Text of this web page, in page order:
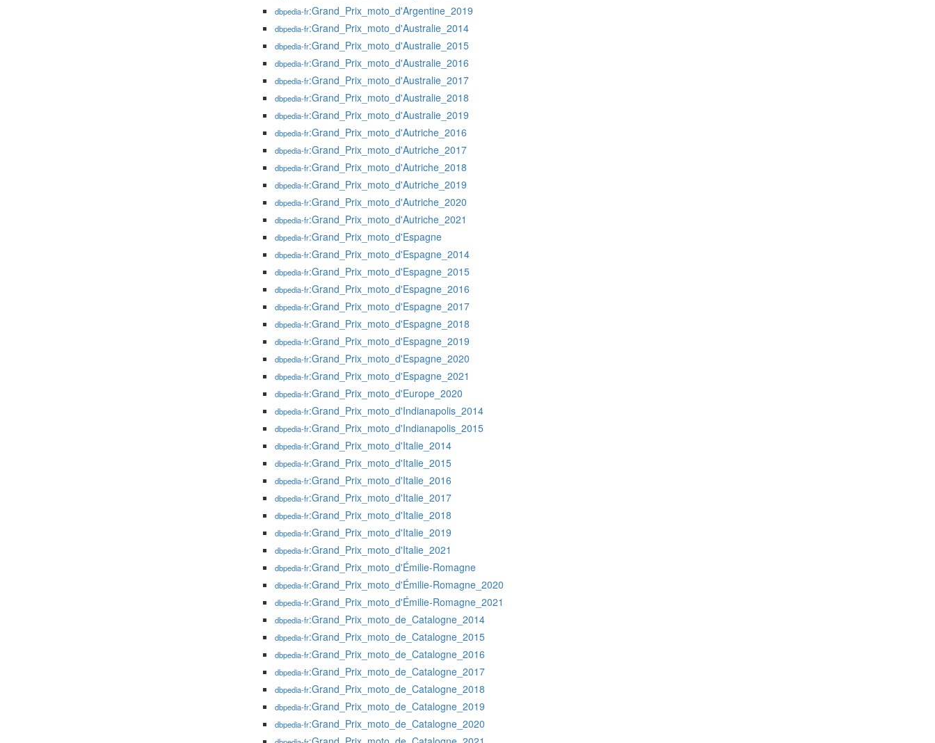
dbpedia-fr:Grand_Prix_moto_d'Argentine_2019
dbpedia-fr:Grand_Prix_moto_d'Australie_2014
dbpedia-fr:Grand_Prix_moto_d'Australie_2015
dbpedia-fr:Grand_Prix_moto_d'Australie_2016
dbpedia-fr:Grand_Prix_moto_d'Australie_2017
dbpedia-fr:Grand_Prix_moto_d'Australie_2018
dbpedia-fr:Grand_Prix_moto_d'Australie_2019
dbpedia-fr:Grand_Prix_moto_d'Autriche_2016
dbpedia-fr:Grand_Prix_moto_d'Autriche_2017
dbpedia-fr:Grand_Prix_moto_d'Autriche_2018
dbpedia-fr:Grand_Prix_moto_d'Autriche_2019
dbpedia-fr:Grand_Prix_moto_d'Autriche_2020
dbpedia-fr:Grand_Prix_moto_d'Autriche_2021
dbpedia-fr:Grand_Prix_moto_d'Espagne
dbpedia-fr:Grand_Prix_moto_d'Espagne_2014
dbpedia-fr:Grand_Prix_moto_d'Espagne_2015
dbpedia-fr:Grand_Prix_moto_d'Espagne_2016
dbpedia-fr:Grand_Prix_moto_d'Espagne_2017
dbpedia-fr:Grand_Prix_moto_d'Espagne_2018
dbpedia-fr:Grand_Prix_moto_d'Espagne_2019
dbpedia-fr:Grand_Prix_moto_d'Espagne_2020
dbpedia-fr:Grand_Prix_moto_d'Espagne_2021
dbpedia-fr:Grand_Prix_moto_d'Europe_2020
dbpedia-fr:Grand_Prix_moto_d'Indianapolis_2014
dbpedia-fr:Grand_Prix_moto_d'Indianapolis_2015
dbpedia-fr:Grand_Prix_moto_d'Italie_2014
dbpedia-fr:Grand_Prix_moto_d'Italie_2015
dbpedia-fr:Grand_Prix_moto_d'Italie_2016
dbpedia-fr:Grand_Prix_moto_d'Italie_2017
dbpedia-fr:Grand_Prix_moto_d'Italie_2018
dbpedia-fr:Grand_Prix_moto_d'Italie_2019
dbpedia-fr:Grand_Prix_moto_d'Italie_2021
dbpedia-fr:Grand_Prix_moto_d'Émilie-Romagne
dbpedia-fr:Grand_Prix_moto_d'Émilie-Romagne_2020
dbpedia-fr:Grand_Prix_moto_d'Émilie-Romagne_2021
dbpedia-fr:Grand_Prix_moto_de_Catalogne_2014
dbpedia-fr:Grand_Prix_moto_de_Catalogne_2015
dbpedia-fr:Grand_Prix_moto_de_Catalogne_2016
dbpedia-fr:Grand_Prix_moto_de_Catalogne_2017
dbpedia-fr:Grand_Prix_moto_de_Catalogne_2018
dbpedia-fr:Grand_Prix_moto_de_Catalogne_2019
dbpedia-fr:Grand_Prix_moto_de_Catalogne_2020